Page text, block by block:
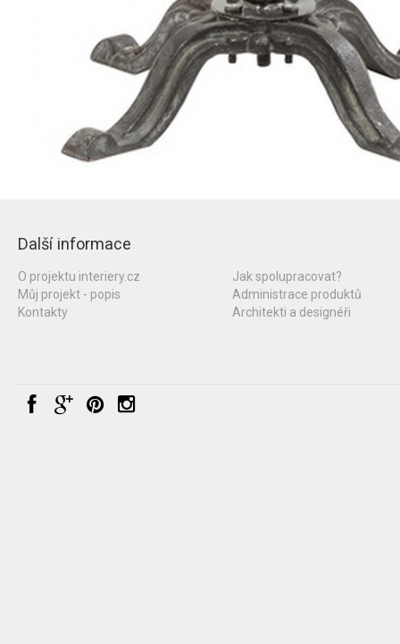
Další informace
O projektu interiery.cz
Můj projekt - popis
Kontakty
Jak spolupracovat?
Administrace produktů
Architekti a designéři